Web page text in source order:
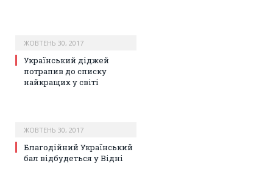
ЖОВТЕНЬ 30, 2017
Український діджей
потрапив до списку
найкращих у світі
ЖОВТЕНЬ 30, 2017
Благодійний Український
бал відбудеться у Відні